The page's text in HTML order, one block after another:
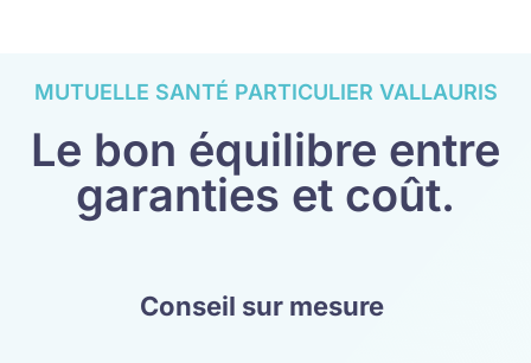
MUTUELLE SANTÉ PARTICULIER VALLAURIS
Le bon équilibre entre
garanties et coût.
Conseil sur mesure